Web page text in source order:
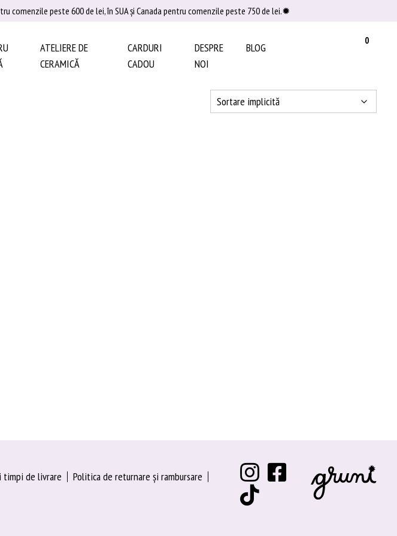
comenzile peste 600 de lei, în SUA şi Canada pentru comenzile peste 750 de lei.✹
ATELIERE DE
CERAMICĂ
CARDURI
CADOU
DESPRE
NOI
BLOG
0
timpi de livrare
Politica de returnare și rambursare